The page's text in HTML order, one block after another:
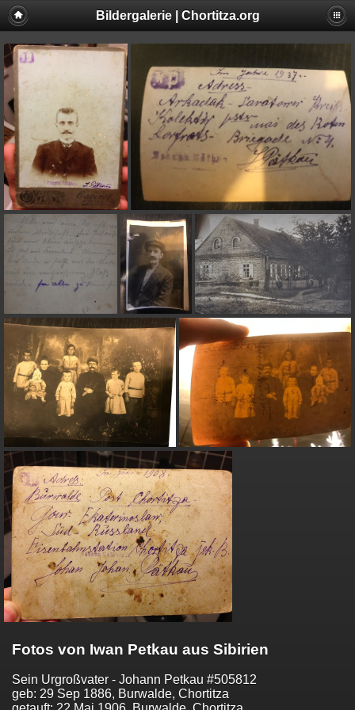
Bildergalerie | Chortitza.org
Fotos von Iwan Petkau aus Sibirien
Sein Urgroßvater - Johann Petkau #505812
geb: 29 Sep 1886, Burwalde, Chortitza